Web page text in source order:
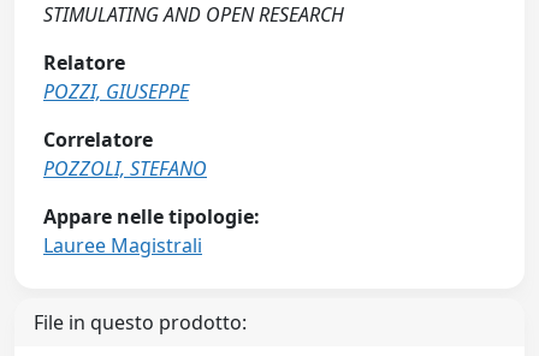
STIMULATING AND OPEN RESEARCH
Relatore
POZZI, GIUSEPPE
Correlatore
POZZOLI, STEFANO
Appare nelle tipologie:
Lauree Magistrali
File in questo prodotto: